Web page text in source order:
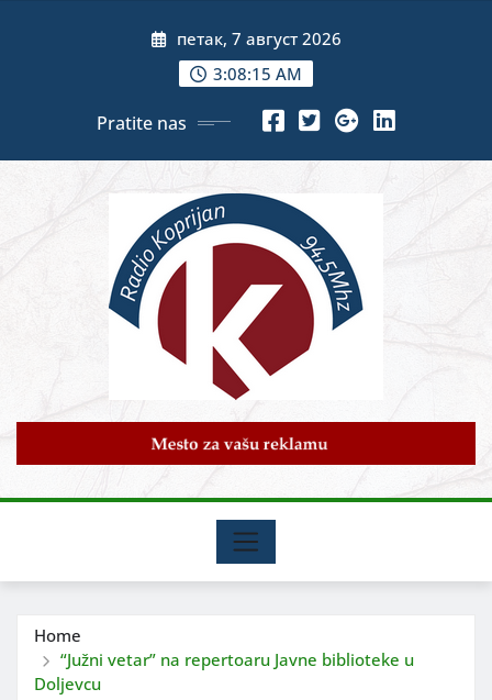
петак, 7 август 2026
3:08:17 AM
Pratite nas
Home
“Južni vetar” na repertoaru Javne biblioteke u
Doljevcu